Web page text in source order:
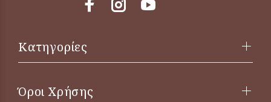
Κατηγορίες
Όροι Χρήσης